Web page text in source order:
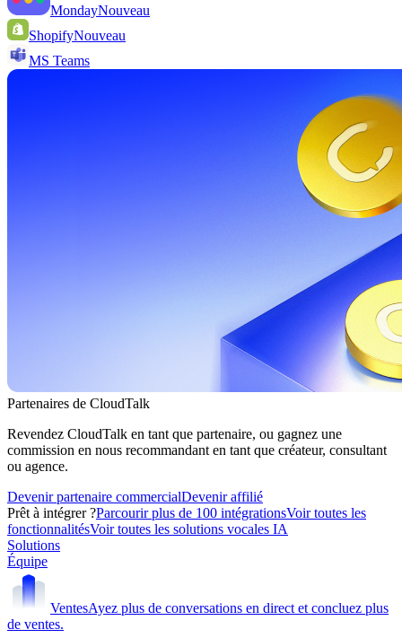
MondayNouveau
ShopifyNouveau
MS Teams
Partenaires de CloudTalk
Revendez CloudTalk en tant que partenaire, ou gagnez une
commission en nous recommandant en tant que créateur, consultant
ou agence.
Devenir partenaire commercialDevenir affilié
Prêt à intégrer ?Parcourir plus de 100 intégrationsVoir toutes les
fonctionnalitésVoir toutes les solutions vocales IA
Solutions
Équipe
VentesAyez plus de conversations en direct et concluez plus
de ventes.